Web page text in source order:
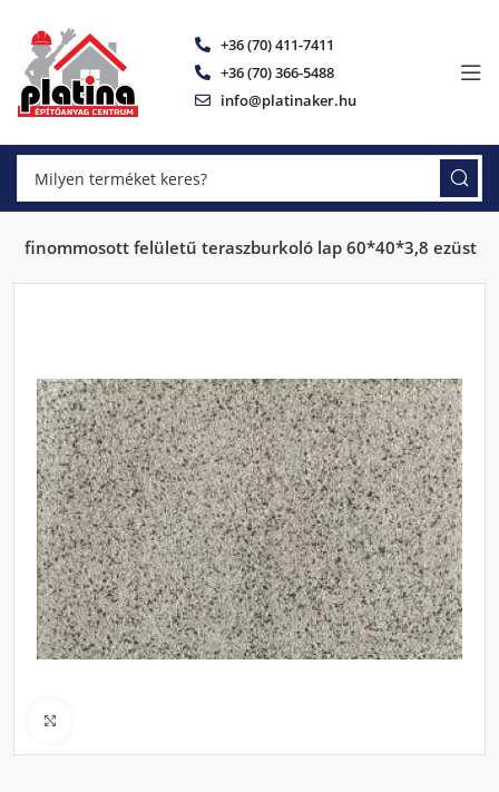
+36 (70) 411-7411
+36 (70) 366-5488
info@platinaker.hu
finommosott felületű teraszburkoló lap 60*40*3,8 ezüst